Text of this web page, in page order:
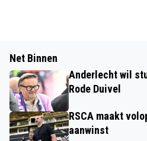
Net Binnen
Anderlecht wil
Rode Duivel
RSCA maakt
aanwinst